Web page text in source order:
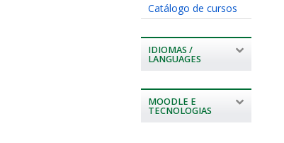
Catálogo de cursos
IDIOMAS /
LANGUAGES
MOODLE E
TECNOLOGIAS